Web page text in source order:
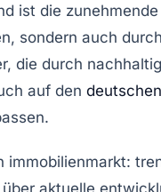
ist die
, sondern auch
die durch
auf den deutschen